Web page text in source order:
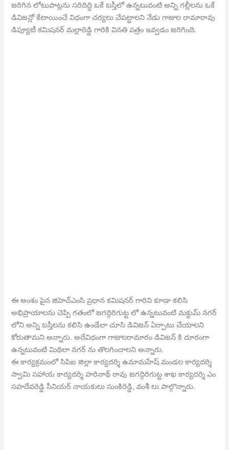
జరిగిన లోటుపాట్లను సరిదిద్ది ఒకే బస్తీలో ఉన్నటువంటి అన్ని గల్లీలను ఒకే
డివిజన్లో కేటాయించే విధంగా చర్యలు చేపట్టాలని నేడు గాజుల రామారావు
డిప్యూటీ కమిషనర్ మల్లారెడ్డి గారికి వినతి పత్రం ఇవ్వడం జరిగింది.
ఈ అంశం పైన జిహెచ్ఎంసి ప్రధాన కమిషనర్ గారిని కూడా కలిసి
అభిప్రాయాలను చెప్పి గతంలో జగద్గిరిగుట్ట లో ఉన్నటువంటి మక్దుమ్ నగర్
లోని అన్ని బస్తీలను కలిసి ఉండేలా చూసి డివిజన్ ఏర్పాటు చేయాలని
కోరుతామని అన్నారు. అదేవిధంగా గాజులరామారం డివిజన్ కి దూరంగా
ఉన్నటువంటి మిథిలా నగర్ ను తొలగించాలని అన్నారు.
ఈ కార్యక్రమంలో సిపిఐ జిల్లా కార్యదర్శి ఉమామహేష్ మండల కార్యదర్శి
స్వామి సహాయ కార్యదర్శి హరినాథ్ రావు జగద్గిరిగుట్ట శాఖ కార్యదర్శి ఎం
సహదేవరెడ్డి సీనియర్ నాయకులు సుంకిరెడ్డి, వంశీ లు పాల్గొన్నారు.